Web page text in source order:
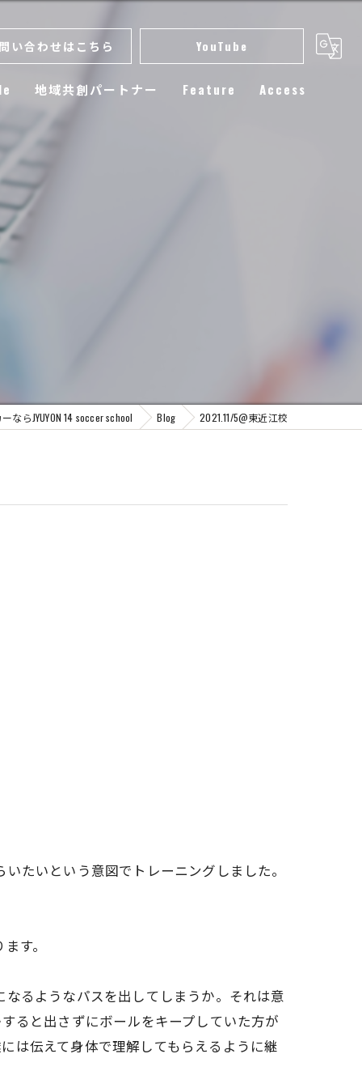
い合わせはこちら YouTube
地域共創パートナー Feature Access
らJYUYON 14 soccer school Blog 2021.11/5@東近江校
たいという意図でトレーニングしました。
す。
るようなパスを出してしまうか。それは意
ると出さずにボールをキープしていた方が
は伝えて身体で理解してもらえるように継